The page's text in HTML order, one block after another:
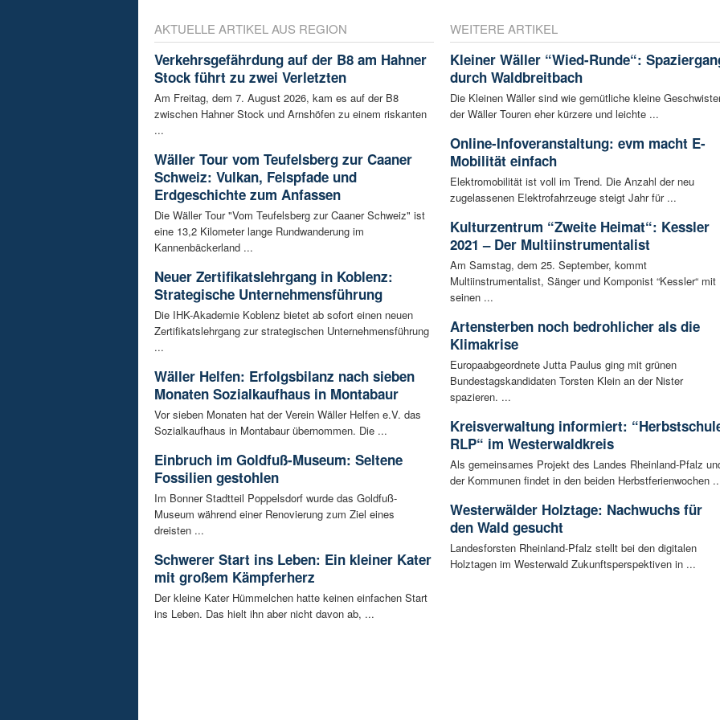
AKTUELLE ARTIKEL AUS REGION
Verkehrsgefährdung auf der B8 am Hahner
Stock führt zu zwei Verletzten
Am Freitag, dem 7. August 2026, kam es auf der B8
zwischen Hahner Stock und Arnshöfen zu einem riskanten
...
Wäller Tour vom Teufelsberg zur Caaner
Schweiz: Vulkan, Felspfade und
Erdgeschichte zum Anfassen
Die Wäller Tour "Vom Teufelsberg zur Caaner Schweiz" ist
eine 13,2 Kilometer lange Rundwanderung im
Kannenbäckerland ...
Neuer Zertifikatslehrgang in Koblenz:
Strategische Unternehmensführung
Die IHK-Akademie Koblenz bietet ab sofort einen neuen
Zertifikatslehrgang zur strategischen Unternehmensführung
...
Wäller Helfen: Erfolgsbilanz nach sieben
Monaten Sozialkaufhaus in Montabaur
Vor sieben Monaten hat der Verein Wäller Helfen e.V. das
Sozialkaufhaus in Montabaur übernommen. Die ...
Einbruch im Goldfuß-Museum: Seltene
Fossilien gestohlen
Im Bonner Stadtteil Poppelsdorf wurde das Goldfuß-
Museum während einer Renovierung zum Ziel eines
dreisten ...
Schwerer Start ins Leben: Ein kleiner Kater
mit großem Kämpferherz
Der kleine Kater Hümmelchen hatte keinen einfachen Start
ins Leben. Das hielt ihn aber nicht davon ab, ...
WEITERE ARTIKEL
Kleiner Wäller “Wied-Runde“:
durch Waldbreitbach
Die Kleinen Wäller sind wie gemütliche kleine
der Wäller Touren eher kürzere und leichte ...
Online-Infoveranstaltung: evm macht E-
Mobilität einfach
Elektromobilität ist voll im Trend. Die Anzahl der neu
zugelassenen Elektrofahrzeuge steigt Jahr für ...
Kulturzentrum “Zweite Heimat“: Kessler
2021 – Der Multiinstrumentalist
Am Samstag, dem 25. September, kommt
Multiinstrumentalist, Sänger und Komponist “Kessler“ mit
seinen ...
Artensterben noch bedrohlicher als die
Klimakrise
Europaabgeordnete Jutta Paulus ging mit grünen
Bundestagskandidaten Torsten Klein an der Nister
spazieren. ...
Kreisverwaltung informiert:
RLP“ im Westerwaldkreis
Als gemeinsames Projekt des Landes Rheinland-Pfalz
der Kommunen findet in den beiden Herbstferienwochen
Westerwälder Holztage: Nachwuchs für
den Wald gesucht
Landesforsten Rheinland-Pfalz stellt bei den digitalen
Holztagen im Westerwald Zukunftsperspektiven in ...